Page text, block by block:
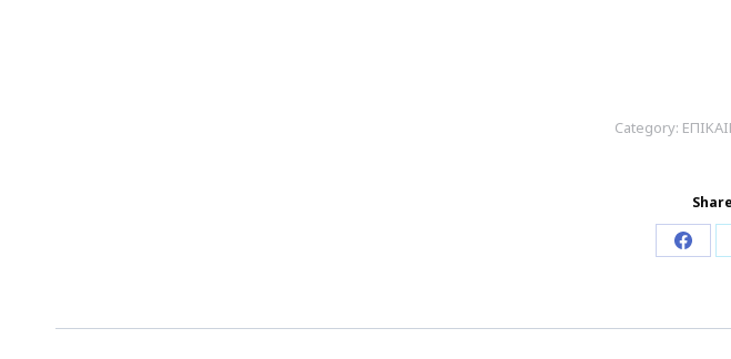
Category:
Share